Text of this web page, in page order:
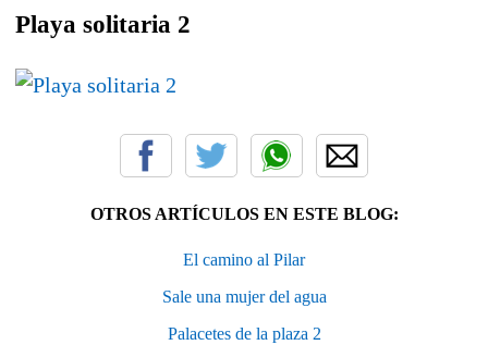
Playa solitaria 2
OTROS ARTÍCULOS EN ESTE BLOG:
El camino al Pilar
Sale una mujer del agua
Palacetes de la plaza 2